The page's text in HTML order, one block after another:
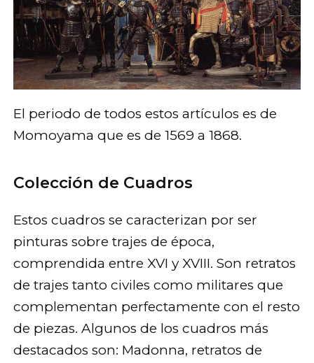
El periodo de todos estos artículos es de
Momoyama que es de 1569 a 1868.
Colección de Cuadros
Estos cuadros se caracterizan por ser
pinturas sobre trajes de época,
comprendida entre XVI y XVIII. Son retratos
de trajes tanto civiles como militares que
complementan perfectamente con el resto
de piezas. Algunos de los cuadros más
destacados son: Madonna, retratos de